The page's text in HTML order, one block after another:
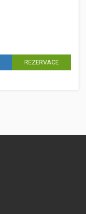
REZERVACE